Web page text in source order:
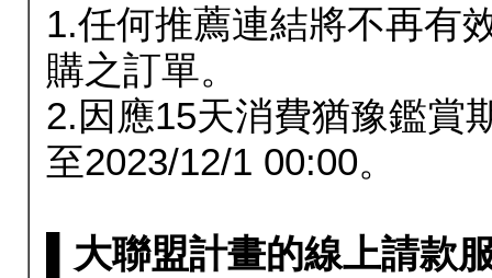
1.任何推薦連結將不再有
購之訂單。
2.因應15天消費猶豫鑑賞
至2023/12/1 00:00。
▌大聯盟計畫的線上請款